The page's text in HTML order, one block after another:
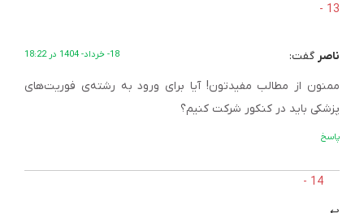
ناصر گفت: 18- خرداد- 1404 در 18:22
ممنون از مطالب مفیدتون! آیا برای ورود به رشته‌ی فوریت‌های
پزشکی باید در کنکور شرکت کنیم؟
پاسخ